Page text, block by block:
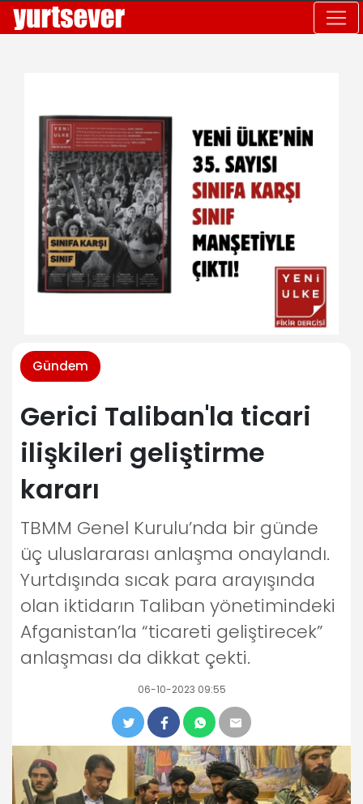
Gündem
Gerici Taliban'la ticari
ilişkileri geliştirme
kararı
TBMM Genel Kurulu’nda bir günde
üç uluslararası anlaşma onaylandı.
Yurtdışında sıcak para arayışında
olan iktidarın Taliban yönetimindeki
Afganistan’la “ticareti geliştirecek”
anlaşması da dikkat çekti.
06-10-2023 09:55